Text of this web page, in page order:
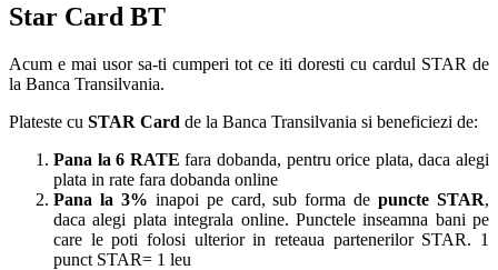
Star Card BT
Acum e mai usor sa-ti cumperi tot ce iti doresti cu cardul STAR de
la Banca Transilvania.
Plateste cu STAR Card de la Banca Transilvania si beneficiezi de:
Pana la 6 RATE fara dobanda, pentru orice plata, daca alegi
plata in rate fara dobanda online
Pana la 3% inapoi pe card, sub forma depuncte STAR,
daca alegi plata integrala online. Punctele inseamna bani pe
care le poti folosi ulterior in reteaua partenerilor STAR. 1
punct STAR= 1 leu